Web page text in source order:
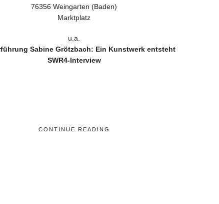
76356 Weingarten (Baden)
Marktplatz
u.a.
Sabine Grötzbach: Ein Kunstwerk entsteht
SWR4-Interview
CONTINUE READING